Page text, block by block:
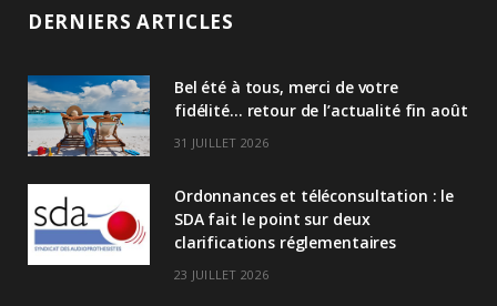
e
n
DERNIERS ARTICLES
Bel été à tous, merci de votre
fidélité… retour de l’actualité fin août
31 JUILLET 2026
Ordonnances et téléconsultation : le
SDA fait le point sur deux
clarifications réglementaires
23 JUILLET 2026